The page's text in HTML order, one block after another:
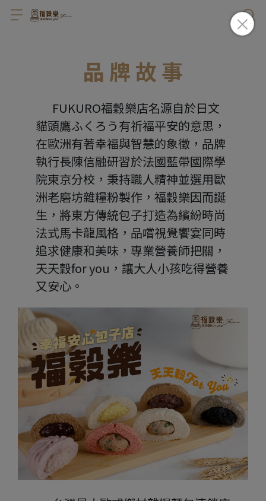
品 牌 故 事
貓頭鷹ふくろう有祈福平安的意思，
在歐洲有著幸福與智慧的象徵，品牌
執行長陳信融研習於法國藍帶國際學
院東京分校，秉持職人精神並選用歐
洲老磨坊雜糧粉製作，福穀樂因而誕
生，將東方傳統包子打造為繽紛時尚
法式馬卡龍風格，品嚐視覺饗宴同時
追求健康和美味，專業營養師把關，
天天穀for you，讓大人小孩吃得營養
又安心。